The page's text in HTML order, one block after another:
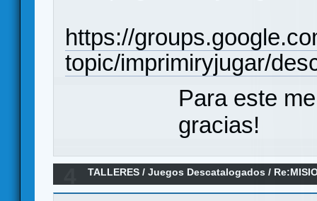
https://
topic/imprimiryjugar/
Para este
gracias!
TALLERES /Juegos Descatalogados /